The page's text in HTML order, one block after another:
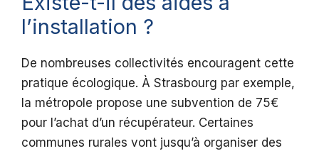
l’installation ?
De nombreuses collectivités encouragent cette
pratique écologique. À Strasbourg par exemple,
la métropole propose une subvention de 75€
pour l’achat d’un récupérateur. Certaines
communes rurales vont jusqu’à organiser des